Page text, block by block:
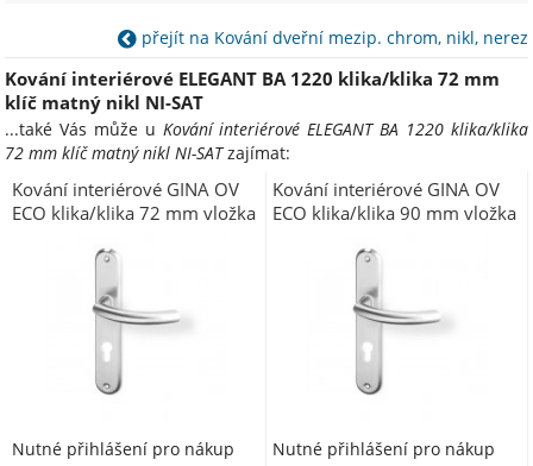
přejít na Kování dveřní mezip. chrom, nikl, nerez
Kování interiérové ELEGANT BA 1220 klika/klika 72 mm
klíč matný nikl NI-SAT
...také Vás může u Kování interiérové ELEGANT BA 1220 klika/klika
72 mm klíč matný nikl NI-SATzajímat:
Kování interiérové GINA OV
ECO klika/klika 72 mm vložka
Nutné přihlášení pro nákup
Kování interiérové GINA OV
ECO klika/klika 90 mm vložka
Nutné přihlášení pro nákup